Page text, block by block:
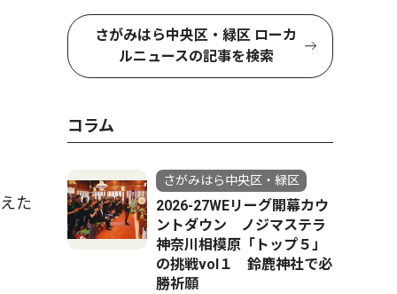
た
さがみはら中央区・緑区 ローカ
ルニュースの記事を検索
コラム
さがみはら中央区・緑区
2026-27WEリーグ開幕カウ
ントダウン ノジマステラ
神奈川相模原「トップ５」
の挑戦vol１ 鈴鹿神社で必
勝祈願